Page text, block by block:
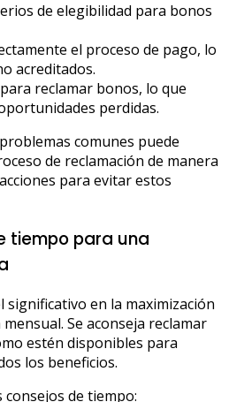
de elegibilidad para bonos
el proceso de pago, lo
acreditados.
reclamar bonos, lo que
perdidas.
comunes puede
de reclamación de manera
para evitar estos
tiempo para una
significativo en la maximización
Se aconseja reclamar
estén disponibles para
los beneficios.
de tiempo: